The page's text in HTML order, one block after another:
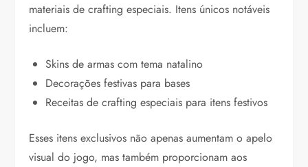
materiais de crafting especiais. Itens únicos notáveis
incluem:
Skins de armas com tema natalino
Decorações festivas para bases
Receitas de crafting especiais para itens festivos
Esses itens exclusivos não apenas aumentam o apelo
visual do jogo, mas também proporcionam aos